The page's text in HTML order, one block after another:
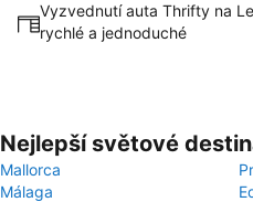
Vyzvednutí auta Thrifty na
rychlé a jednoduché
Nejlepší světové
Mallorca
Málaga